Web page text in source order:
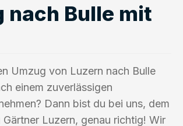
nach Bulle mit
Umzug von Luzern nach Bulle
einem zuverlässigen
Dann bist du bei uns, dem
Luzern, genau richtig! Wir